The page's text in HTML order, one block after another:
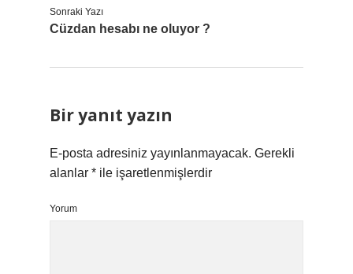
Sonraki Yazı
Cüzdan hesabı ne oluyor ?
Bir yanıt yazın
E-posta adresiniz yayınlanmayacak. Gerekli
alanlar * ile işaretlenmişlerdir
Yorum